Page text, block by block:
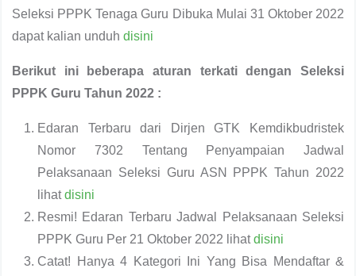
Seleksi PPPK Tenaga Guru Dibuka Mulai 31 Oktober 2022
dapat kalian unduh disini
Berikut ini beberapa aturan terkati dengan Seleksi
PPPK Guru Tahun 2022 :
Edaran Terbaru dari Dirjen GTK Kemdikbudristek
Nomor 7302 Tentang Penyampaian Jadwal
Pelaksanaan Seleksi Guru ASN PPPK Tahun 2022
lihatdisini
Resmi! Edaran Terbaru Jadwal Pelaksanaan Seleksi
PPPK Guru Per 21 Oktober 2022 lihatdisini
Catat! Hanya 4 Kategori Ini Yang Bisa Mendaftar &